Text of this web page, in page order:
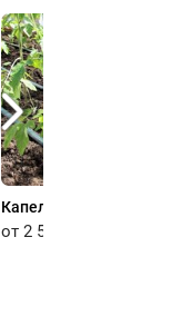
Капельный полив
от 2 500 ₽